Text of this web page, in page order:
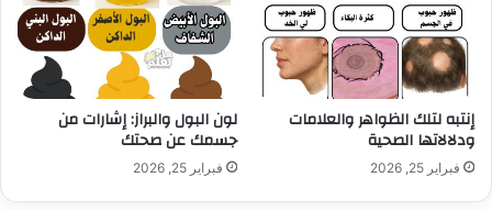
إنتبه لتلك الظواهر والعلامات
ودلالاتها الصحية
فبراير 25, 2026
لون البول والبراز: إشارات من
جسمك عن صحتك
فبراير 25, 2026